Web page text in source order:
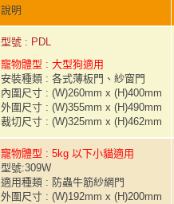
說明
型號 : PDL
寵物體型 : 大型狗適用
安裝種類 : 各式薄板門、紗窗門
內圍尺寸 : (W)260mm x (H)400mm
外圍尺寸 : (W)355mm x (H)490mm
裁切尺寸 : (W)325mm x (H)462mm
寵物體型 : 5kg 以下小貓適用
型號:309W
適用種類 : 防蟲牛筋紗網門
外圍尺寸 : (W)192mm x (H)200mm